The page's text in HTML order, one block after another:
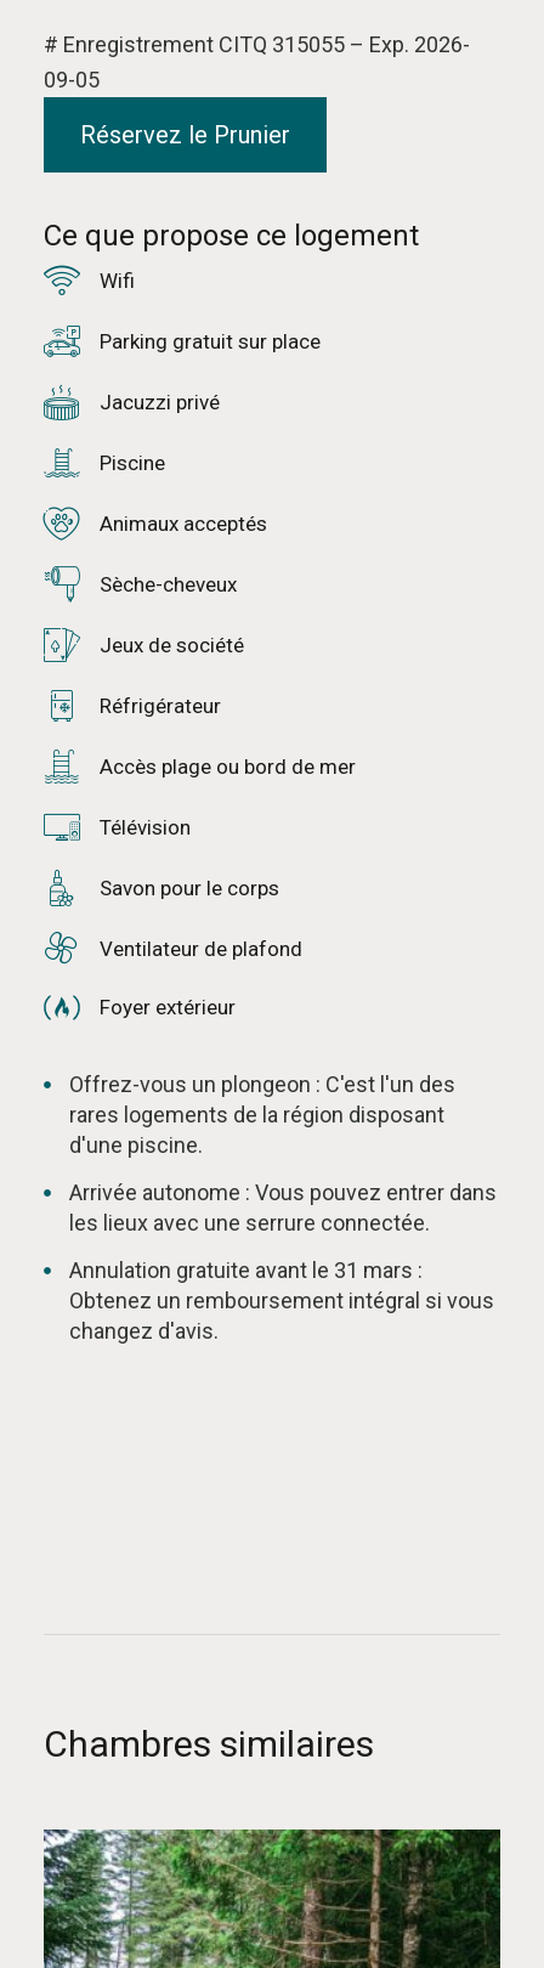
# Enregistrement CITQ 315055 – Exp. 2026-
09-05
Réservez le Prunier
Ce que propose ce logement
Wifi
Parking gratuit sur place
Jacuzzi privé
Piscine
Animaux acceptés
Sèche-cheveux
Jeux de société
Réfrigérateur
Accès plage ou bord de mer
Télévision
Savon pour le corps
Ventilateur de plafond
Foyer extérieur
Offrez-vous un plongeon : C'est l'un des
rares logements de la région disposant
d'une piscine.
Arrivée autonome : Vous pouvez entrer dans
les lieux avec une serrure connectée.
Annulation gratuite avant le 31 mars :
Obtenez un remboursement intégral si vous
changez d'avis.
Chambres similaires